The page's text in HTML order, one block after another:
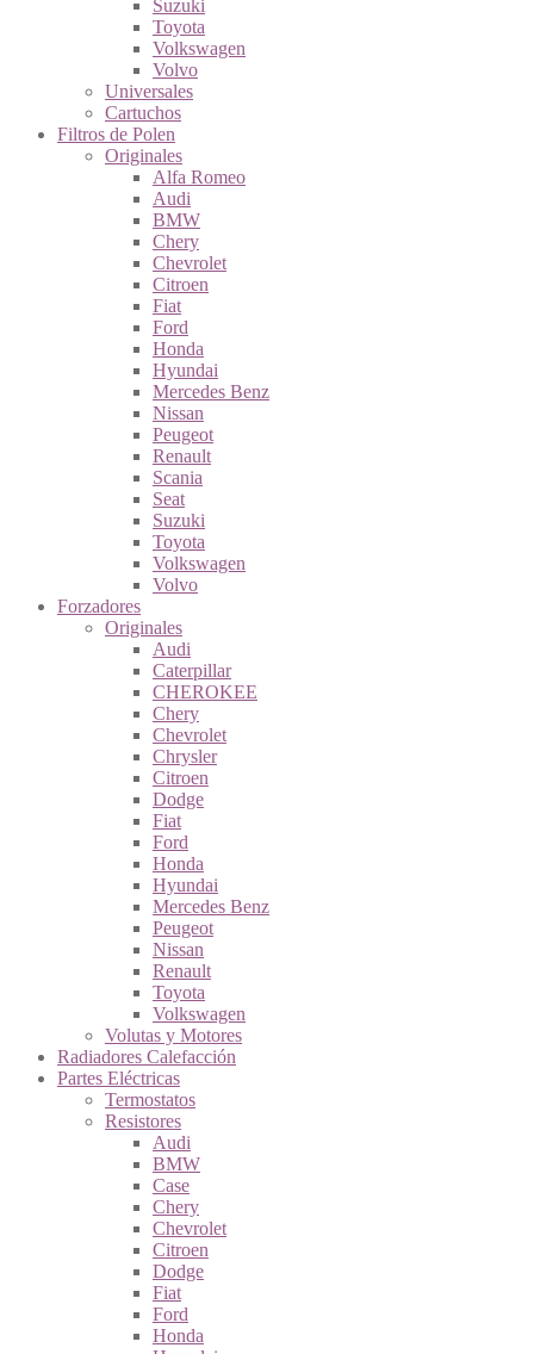
Suzuki
Toyota
Volkswagen
Volvo
Universales
Cartuchos
Filtros de Polen
Originales
Alfa Romeo
Audi
BMW
Chery
Chevrolet
Citroen
Fiat
Ford
Honda
Hyundai
Mercedes Benz
Nissan
Peugeot
Renault
Scania
Seat
Suzuki
Toyota
Volkswagen
Volvo
Forzadores
Originales
Audi
Caterpillar
CHEROKEE
Chery
Chevrolet
Chrysler
Citroen
Dodge
Fiat
Ford
Honda
Hyundai
Mercedes Benz
Peugeot
Nissan
Renault
Toyota
Volkswagen
Volutas y Motores
Radiadores Calefacción
Partes Eléctricas
Termostatos
Resistores
Audi
BMW
Case
Chery
Chevrolet
Citroen
Dodge
Fiat
Ford
Honda